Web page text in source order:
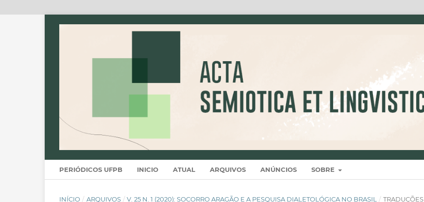
PERIÓDICOS UFPB INICIO ATUAL ARQUIVOS ANÚNCIOS SOBRE
INÍCIO / ARQUIVOS / V. 25 N. 1 (2020): SOCORRO ARAGÃO E A PESQUISA DIALETOLÓGICA NO BRASIL / TRADUÇÕES